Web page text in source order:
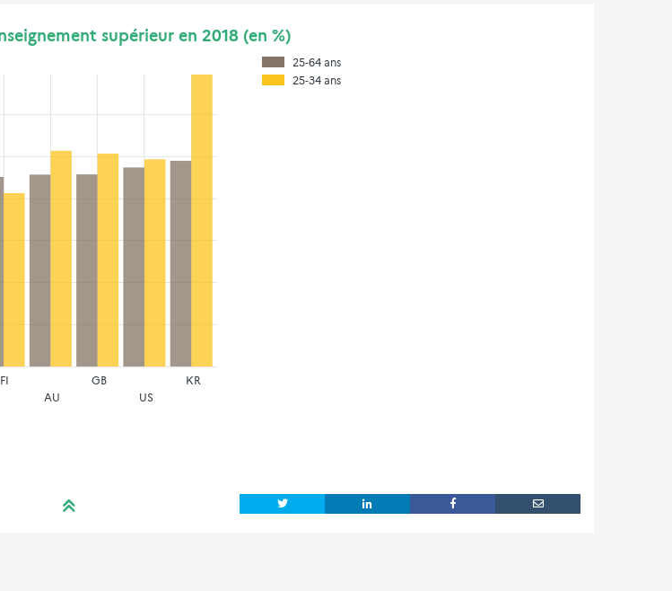
supérieur en 2018 (en %)
FI GB
KR
AU US
25‑64 ans
25‑34 ans